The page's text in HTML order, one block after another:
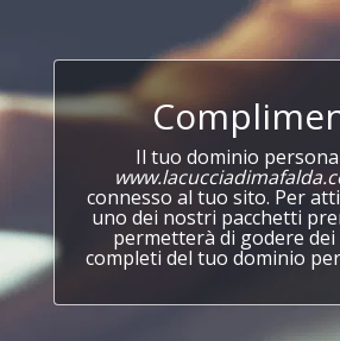
Il tuo dominio
connesso al tuo sito. Per
uno dei nostri pacchetti
permetterà di godere
completi del tuo dominio